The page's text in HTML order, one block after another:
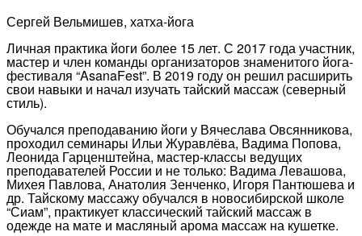
Сергей Вельмишев, хатха-йога
Личная практика йоги более 15 лет. С 2017 года участник,
мастер и член команды организаторов знаменитого йога-
фестиваля “AsanaFest”. В 2019 году он решил расширить
свои навыки и начал изучать тайский массаж (северный
стиль).
Обучался преподаванию йоги у Вячеслава Овсянникова,
проходил семинары Ильи Журавлёва, Вадима Попова,
Леонида Гарценштейна, мастер-классы ведущих
преподавателей России и не только: Вадима Левашова,
Михея Павлова, Анатолия Зенченко, Игоря Пантюшева и
др. Тайскому массажу обучался в новосибирской школе
“Сиам”, практикует классический тайский массаж в
одежде на мате и масляный арома массаж на кушетке.